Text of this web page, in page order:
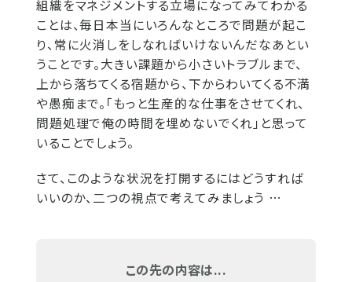
組織をマネジメントする立場になってみてわかる
ことは、毎日本当にいろんなところで問題が起こ
り、常に火消しをしなればいけないんだなあとい
うことです。大きい課題から小さいトラブルまで、
上から落ちてくる宿題から、下からわいてくる不満
や愚痴まで。「もっと生産的な仕事をさせてくれ、
問題処理で俺の時間を埋めないでくれ」と思って
いることでしょう。
さて、このような状況を打開するにはどうすれば
いいのか、二つの視点で考えてみましょう …
この先の内容は...